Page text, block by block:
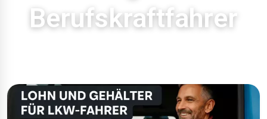
Berufskraftfahrer